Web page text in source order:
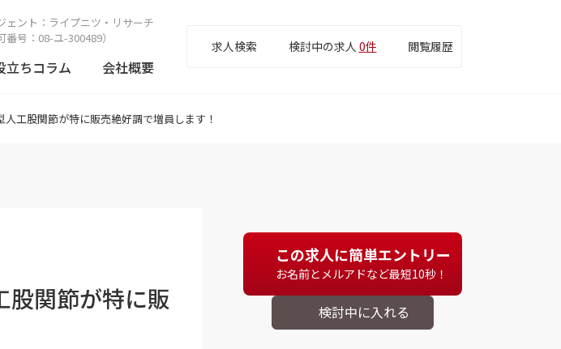
ェント： ライプニツ・リサーチ
番号：08-ユ-300489）
立ちコラム 会社概要
求人検索 検討中の求人 0件 閲覧履歴
工股関節が特に販売絶好調で増員します！
股関節が特に販
この求人に簡単エントリー
お名前とメルアドなど最短10秒！